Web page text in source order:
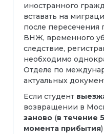
иностранного
вставать на
после
ВНЖ, временного
следствие,
необходимо
Отделе по
актуальных
Если студент
возвращении в
заново (в течение
момента прибытия